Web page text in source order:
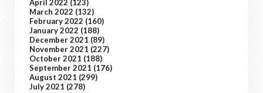
April 2022 (123)
March 2022 (132)
February 2022 (160)
January 2022 (188)
December 2021 (89)
November 2021 (227)
October 2021 (188)
September 2021 (176)
August 2021 (299)
July 2021 (278)